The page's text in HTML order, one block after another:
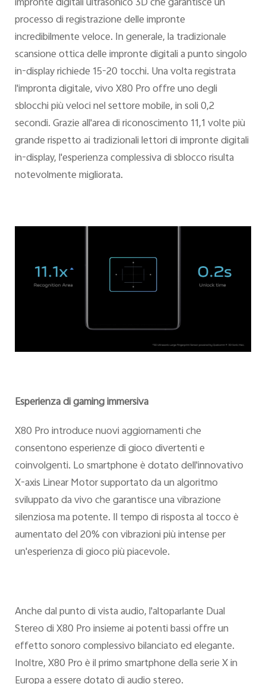
processo di registrazione delle impronte
incredibilmente veloce. In generale, la tradizionale
scansione ottica delle impronte digitali a punto singolo
in-display richiede 15-20 tocchi. Una volta registrata
l'impronta digitale, vivo X80 Pro offre uno degli
sblocchi più veloci nel settore mobile, in soli 0,2
secondi. Grazie all'area di riconoscimento 11,1 volte più
grande rispetto ai tradizionali lettori di impronte digitali
in-display, l'esperienza complessiva di sblocco risulta
notevolmente migliorata.
Esperienza di gaming immersiva
X80 Pro introduce nuovi aggiornamenti che
consentono esperienze di gioco divertenti e
coinvolgenti. Lo smartphone è dotato dell'innovativo
X-axis Linear Motor supportato da un algoritmo
sviluppato da vivo che garantisce una vibrazione
silenziosa ma potente. Il tempo di risposta al tocco è
aumentato del 20% con vibrazioni più intense per
un'esperienza di gioco più piacevole.
Anche dal punto di vista audio, l'altoparlante Dual
Stereo di X80 Pro insieme ai potenti bassi offre un
effetto sonoro complessivo bilanciato ed elegante.
Inoltre, X80 Pro è il primo smartphone della serie X in